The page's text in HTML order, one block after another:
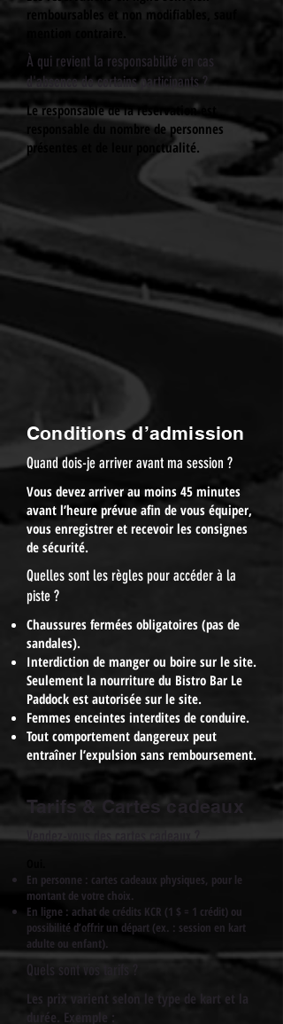
remboursables et non modifiables, sauf
mention contraire.
À qui revient la responsabilité en cas
d'absence de certains participants ?
Le responsable de la réservation est
responsable du nombre de personnes
présentes et de leur ponctualité.
Conditions d’admission
Quand dois-je arriver avant ma session ?
Vous devez arriver au moins 45 minutes
avant l’heure prévue afin de vous équiper,
vous enregistrer et recevoir les consignes
de sécurité.
Quelles sont les règles pour accéder à la
piste ?
Chaussures fermées obligatoires (pas de
sandales).
Interdiction de manger ou boire sur le site.
Seulement la nourriture du Bistro Bar Le
Paddock est autorisée sur le site.
Femmes enceintes interdites de conduire.
Tout comportement dangereux peut
entraîner l’expulsion sans remboursement.
Tarifs & Cartes cadeaux
En personne : cartes cadeaux physiques, pour le
montant de votre choix.
En ligne : achat de crédits KCR (1 $ = 1 crédit) ou
possibilité d’offrir un départ (ex. : session en kart
adulte ou enfant).
Quels sont vos tarifs ?
Les prix varient selon le type de kart et la
durée. Exemple :